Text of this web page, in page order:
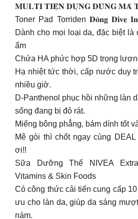
𝐌𝐔𝐋𝐓𝐈 𝐓𝐈𝐄̣̂𝐍 𝐃𝐔̣𝐍𝐆 𝐃𝐔̀𝐍𝐆 𝐌𝐀̀
Toner Pad Torriden 𝐃𝐨̀𝐧𝐠 𝐃𝐢𝐯𝐞
Dành cho mọi loại da, đặc biệt là
ẩm
Chứa HA phức hợp 5D trọng
Hạ nhiệt tức thời, cấp nước duy
nhiều giờ.
D-Panthenol phục hồi những làn
sống đang bị đỏ rát.
Miếng bông phẳng, bám dính tốt
Mê gòi thì chốt ngay cùng
ơi!!
Sữa Dưỡng Thể NIVEA
Vitamins & Skin Foods
Có công thức cải tiến cung cấp
ưu cho làn da, giúp da sáng
nám.